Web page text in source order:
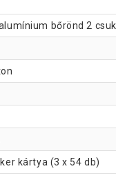
bőrönd 2
kártya (3 x 54 db)